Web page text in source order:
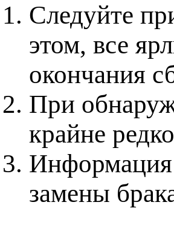
Следуйте
этом, все
окончания
При
крайне
Информация
замены